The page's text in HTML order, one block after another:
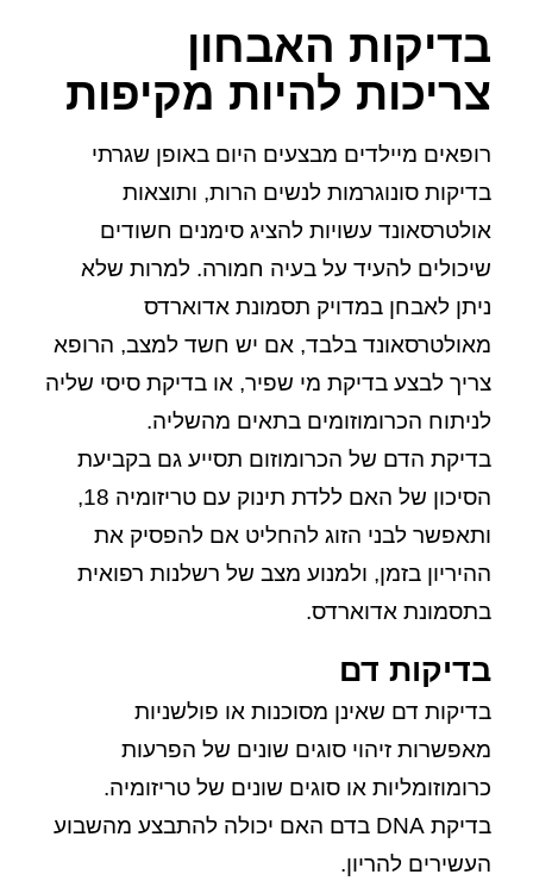
בדיקות האבחון
צריכות להיות מקיפות
רופאים מיילדים מבצעים היום באופן שגרתי
בדיקות סונוגרמות לנשים הרות, ותוצאות
אולטרסאונד עשויות להציג סימנים חשודים
שיכולים להעיד על בעיה חמורה. למרות שלא
ניתן לאבחן במדויק תסמונת אדוארדס
מאולטרסאונד בלבד, אם יש חשד למצב, הרופא
צריך לבצע בדיקת מי שפיר, או בדיקת סיסי שליה
לניתוח הכרומוזומים בתאים מהשליה.
בדיקת הדם של הכרומוזום תסייע גם בקביעת
הסיכון של האם ללדת תינוק עם טריזומיה 18,
ותאפשר לבני הזוג להחליט אם להפסיק את
ההיריון בזמן, ולמנוע מצב של רשלנות רפואית
בתסמונת אדוארדס.
בדיקות דם
בדיקות דם שאינן מסוכנות או פולשניות
מאפשרות זיהוי סוגים שונים של הפרעות
כרומוזומליות או סוגים שונים של טריזומיה.
בדיקת DNA בדם האם יכולה להתבצע מהשבוע
העשירים להריון.